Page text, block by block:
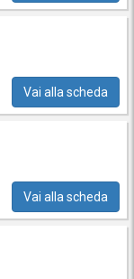
Vai alla scheda
Vai alla scheda